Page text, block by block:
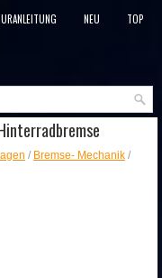
NEU
TOP
/ Bremse- Mechanik /